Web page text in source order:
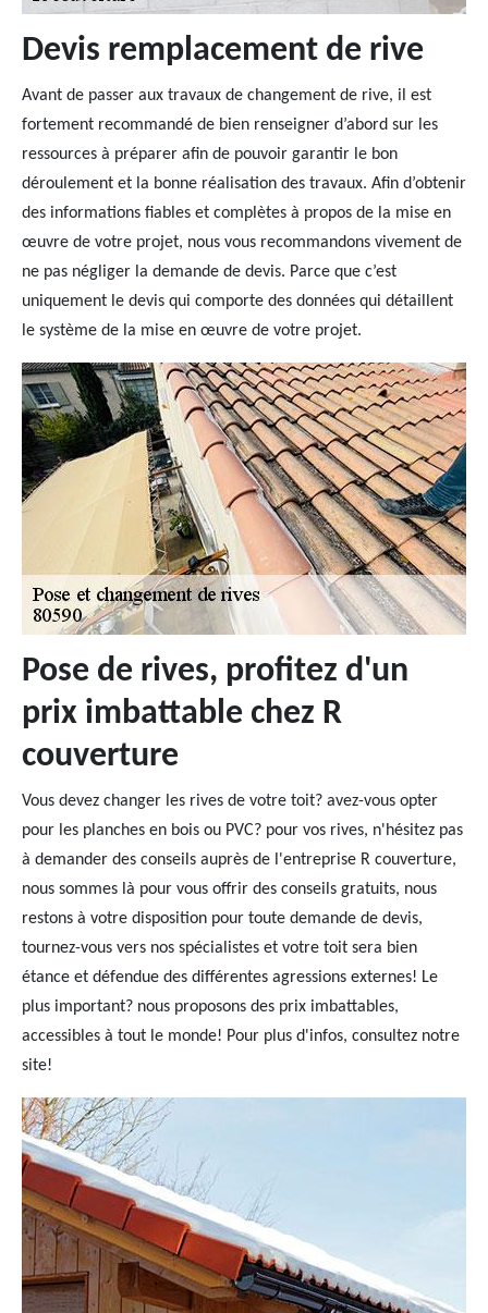
Devis remplacement de rive
Avant de passer aux travaux de changement de rive, il est
fortement recommandé de bien renseigner d’abord sur les
ressources à préparer afin de pouvoir garantir le bon
déroulement et la bonne réalisation des travaux. Afin d’obtenir
des informations fiables et complètes à propos de la mise en
œuvre de votre projet, nous vous recommandons vivement de
ne pas négliger la demande de devis. Parce que c’est
uniquement le devis qui comporte des données qui détaillent
le système de la mise en œuvre de votre projet.
Pose de rives, profitez d'un
prix imbattable chez R
couverture
Vous devez changer les rives de votre toit? avez-vous opter
pour les planches en bois ou PVC? pour vos rives, n'hésitez pas
à demander des conseils auprès de l'entreprise R couverture,
nous sommes là pour vous offrir des conseils gratuits, nous
restons à votre disposition pour toute demande de devis,
tournez-vous vers nos spécialistes et votre toit sera bien
étance et défendue des différentes agressions externes! Le
plus important? nous proposons des prix imbattables,
accessibles à tout le monde! Pour plus d'infos, consultez notre
site!